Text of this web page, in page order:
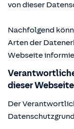
von dieser
Nachfolgend
Arten der
Webseite
dieser Webseite
Der